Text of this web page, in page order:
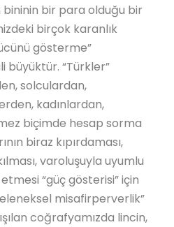
bininin bir para olduğu bir
birçok karanlık
gösterme”
büyüktür. “Türkler”
solculardan,
kadınlardan,
biçimde hesap sorma
biraz kıpırdaması,
varoluşuyla uyumlu
“güç gösterisi” için
misafirperverlik”
coğrafyamızda lincin,